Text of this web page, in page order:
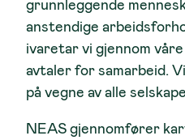
grunnleggende
anstendige
ivaretar vi gjennom
avtaler for samarbeid.
på vegne av alle
NEAS gjennomfører